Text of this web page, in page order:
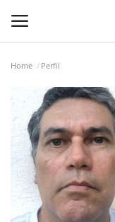
Home
Geral
Politica
Saúde
Home Perfil